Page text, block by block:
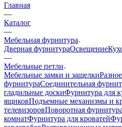
Главная
—
Каталог
—
Мебельная фурнитура
Дверная фурнитураОсвещение
—
Мебельные петли
Мебельные замки и защелкиРазное
фурнитураСоединительная
гладильные доскиФурнитура для
ящиковПодъемные механизмы и
телевизоровПоворотная фурнитура
комнатФурнитура для кроватей